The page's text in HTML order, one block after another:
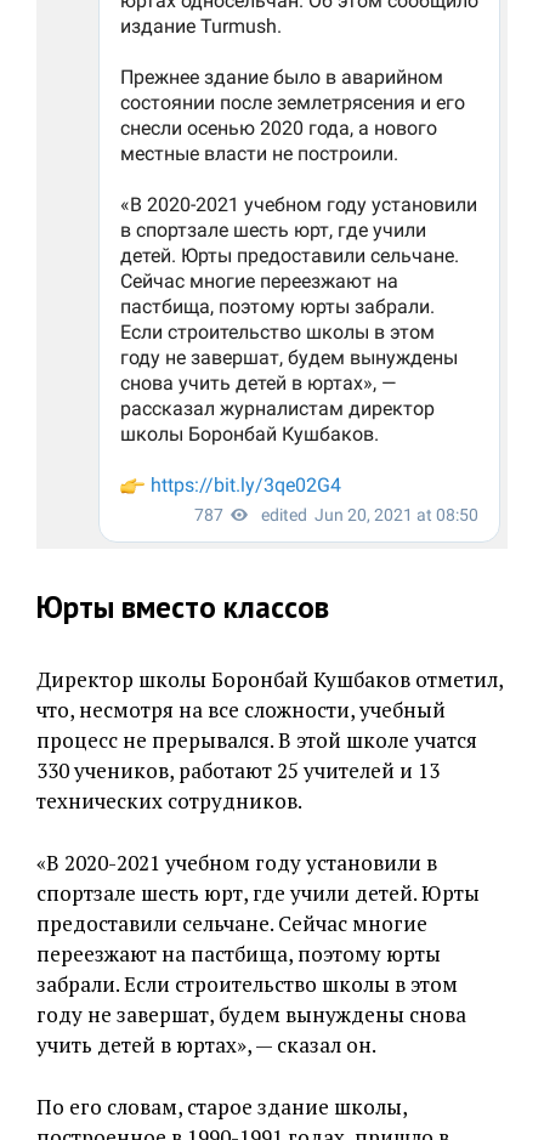
Юрты вместо классов
Директор школы Боронбай Кушбаков отметил,
что, несмотря на все сложности, учебный
процесс не прерывался. В этой школе учатся
330 учеников, работают 25 учителей и 13
технических сотрудников.
«В 2020-2021 учебном году установили в
спортзале шесть юрт, где учили детей. Юрты
предоставили сельчане. Сейчас многие
переезжают на пастбища, поэтому юрты
забрали. Если строительство школы в этом
году не завершат, будем вынуждены снова
учить детей в юртах», — сказал он.
По его словам, старое здание школы,